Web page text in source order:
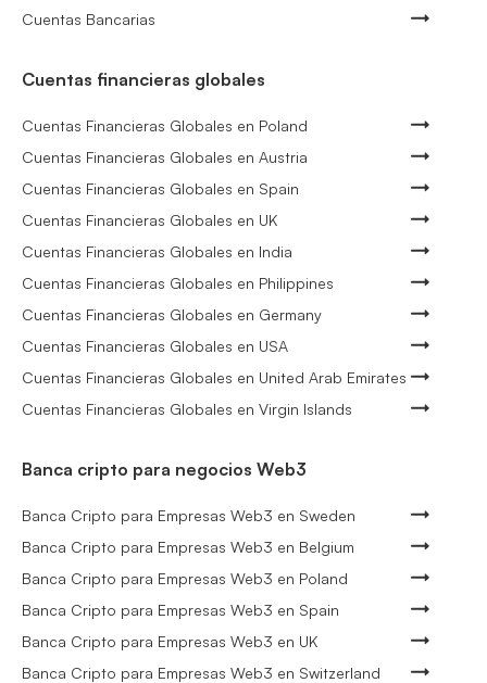
Cuentas Bancarias
Cuentas financieras globales
Cuentas Financieras Globales en Poland
Cuentas Financieras Globales en Austria
Cuentas Financieras Globales en Spain
Cuentas Financieras Globales en UK
Cuentas Financieras Globales en India
Cuentas Financieras Globales en Philippines
Cuentas Financieras Globales en Germany
Cuentas Financieras Globales en USA
Cuentas Financieras Globales en United Arab Emirates
Cuentas Financieras Globales en Virgin Islands
Banca cripto para negocios Web3
Banca Cripto para Empresas Web3 en Sweden
Banca Cripto para Empresas Web3 en Belgium
Banca Cripto para Empresas Web3 en Poland
Banca Cripto para Empresas Web3 en Spain
Banca Cripto para Empresas Web3 en UK
Banca Cripto para Empresas Web3 en Switzerland